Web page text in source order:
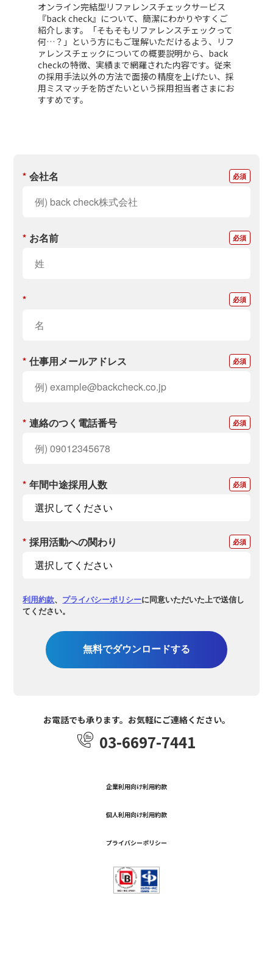
オンライン完結型リファレンスチェックサービス
『back check』について、簡潔にわかりやすくご
紹介します。「そもそもリファレンスチェックって
何…？」という方にもご理解いただけるよう、リフ
ァレンスチェックについての概要説明から、back
checkの特徴、実績まで網羅された内容です。従来
の採用手法以外の方法で面接の精度を上げたい、採
用ミスマッチを防ぎたいという採用担当者さまにお
すすめです。
* 会社名
* お名前
*
* 仕事用メールアドレス
* 連絡のつく電話番号
* 年間中途採用人数
* 採用活動への関わり
利用約款、 プライバシーポリシーに同意いただいた上で送信し
てください。
無料でダウンロードする
お電話でも承ります。お気軽にご連絡ください。
03-6697-7441
企業利用向け利用約款
個人利用向け利用約款
プライバシーポリシー